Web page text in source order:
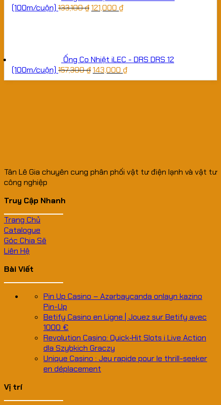
(100m/cuộn) 133,100₫121,000 ₫
Ống Co Nhiệt iLEC - DRS DRS 12
(100m/cuộn) 157,300₫143,000 ₫
Tân Lê Gia chuyên cung phân phối vật tư điện lạnh và vật tư
công nghiệp
Truy Cập Nhanh
Trang Chủ
Catalogue
Góc Chia Sẽ
Liên Hệ
Bài Viết
Pin Up Casino – Azərbaycanda onlayn kazino
Pin-Up
Betify Casino en Ligne | Jouez sur Betify avec
1000 €
Revolution Casino: Quick‑Hit Slots i Live Action
dla Szybkich Graczy
Unique Casino : Jeu rapide pour le thrill-seeker
en déplacement
Vị trí